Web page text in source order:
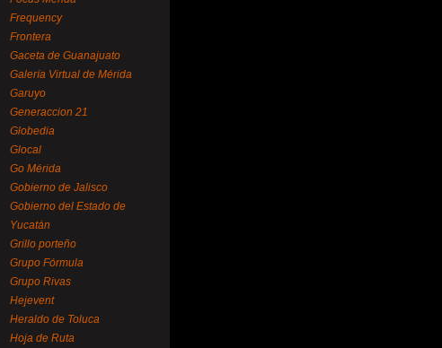
Frequency
Frontera
Gaceta de Guanajuato
Galería Virtual de Mérida
Garuyo
Generaccion 21
Globedia
Glocal
Go Mérida
Gobierno de Jalisco
Gobierno del Estado de
Yucatán
Grillo porteño
Grupo Fórmula
Grupo Rivas
Hejevent
Heraldo de Toluca
Hoja de Ruta